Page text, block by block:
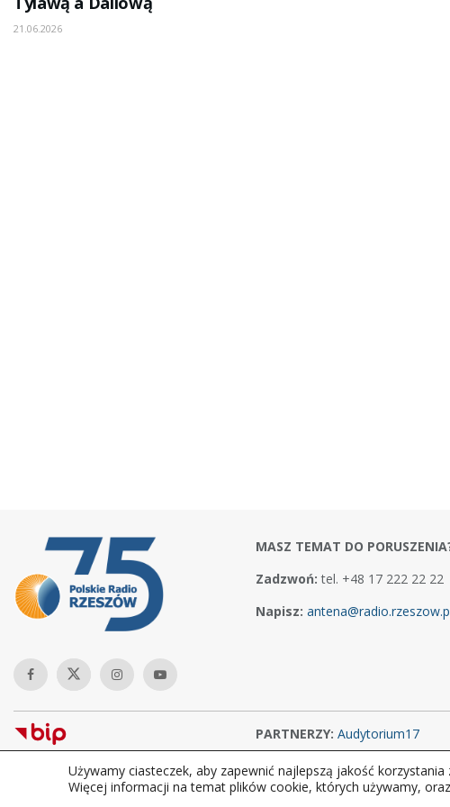
21.06.2026
MASZ TEMAT DO
Zadzwoń: tel. +48 17 222 22 22
Napisz:
PARTNERZY: Audytorium17
Copyright © 2026Polskie Radio Rzeszów S.A. w likwidacj. Wszelkie prawa
Używamy ciasteczek, aby zapewnić najlepszą jakość korzystania
Więcej informacji na temat plików cookie, których używamy,